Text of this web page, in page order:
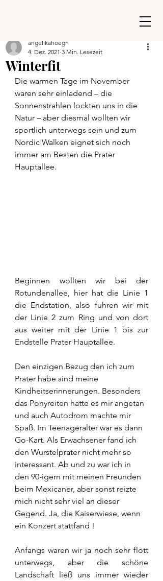
Winterfit
angelikahoegn
4. Dez. 2021 3 Min. Lesezeit
Die warmen Tage im November
waren sehr einladend – die
Sonnenstrahlen lockten uns in die
Natur – aber diesmal wollten wir
sportlich unterwegs sein und zum
Nordic Walken eignet sich noch
immer am Besten die Prater
Hauptallee.
Beginnen wollten wir bei der
Rotundenallee, hier hat die Linie 1
die Endstation, also fuhren wir mit
der Linie 2 zum Ring und von dort
aus weiter mit der Linie 1 bis zur
Endstelle Prater Hauptallee.
Den einzigen Bezug den ich zum
Prater habe sind meine
Kindheitserinnerungen. Besonders
das Ponyreiten hatte es mir angetan
und auch Autodrom machte mir
Spaß. Im Teenageralter war es dann
Go-Kart. Als Erwachsener fand ich
den Wurstelprater nicht mehr so
interessant. Ab und zu war ich in
den 90-igern mit meinen Freunden
beim Mexicaner, aber sonst reizte
mich nicht sehr viel an dieser
Gegend. Ja, die Kaiserwiese, wenn
ein Konzert stattfand !
Anfangs waren wir ja noch sehr flott
unterwegs, aber die schöne
Landschaft ließ uns immer wieder